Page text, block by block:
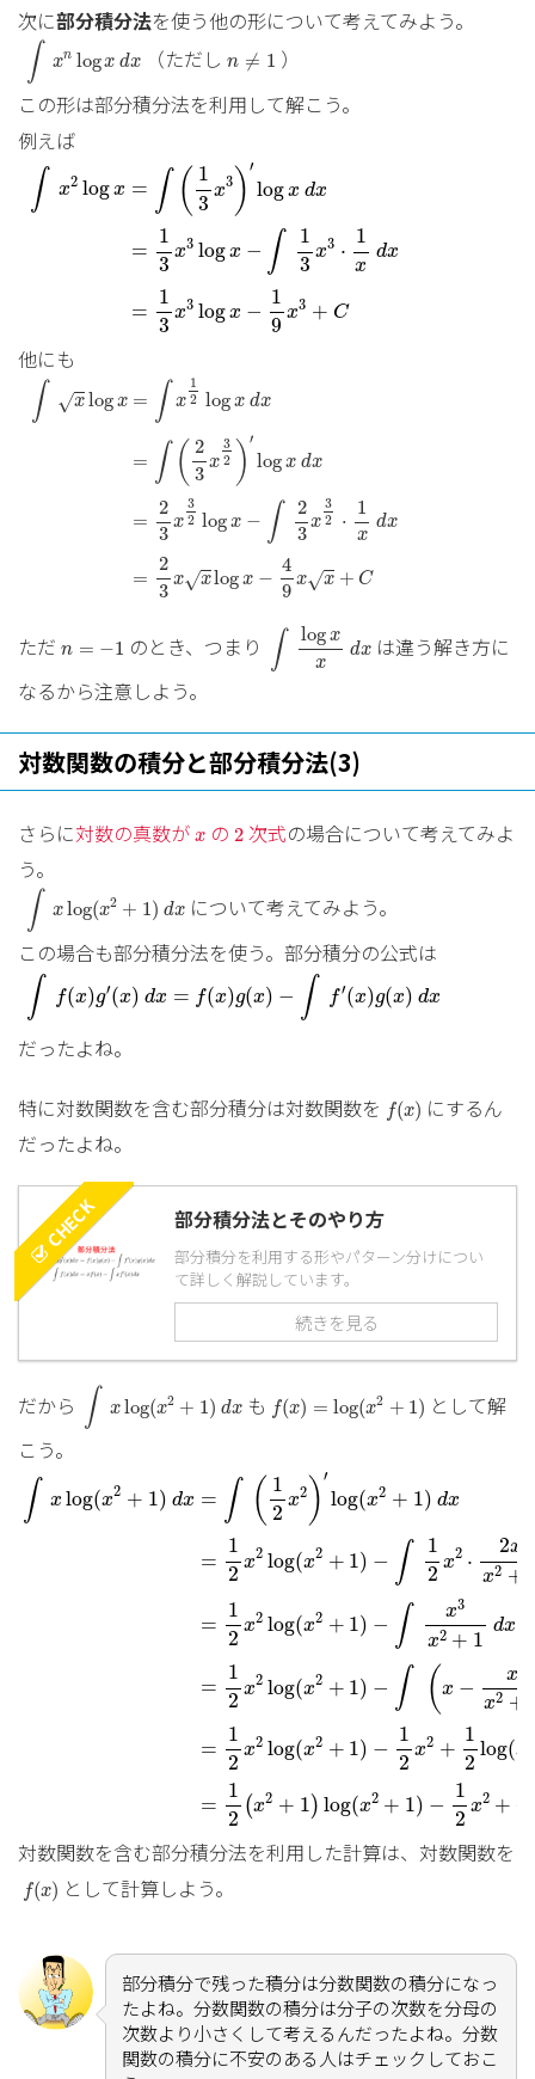
次に部分積分法を使う他の形について考えてみよう。
∫ xn logx dx
∫xnlogx dx
（ただし n ≠ 1
n ≠ 1 ）
この形は部分積分法を利用して解こう。
例えば
∫ x2 logx = ∫ ( 1
3
x3 ) ′
logx dx
=
1
3
x3 logx − ∫
1
3
x3 ⋅
1
x
dx
=
1
3
x3 logx −
1
9
x3 + C
∫ x2 ( 13 ) log
他にも
∫ √xlogx = ∫ x
1
2 logx dx
= ∫ ( 2
3
x
3
2 ) ′
log x dx
=
2
3
x
3
2 logx − ∫
2
3
x
3
2
⋅
1
x
dx
=
2
3
x√xlogx −
4
9
x√x + C
∫xlog 12 log
ただ n = −1
n =−1 のとき、つまり ∫ logx
x
dx
∫ logx
は違う解き方に
なるから注意しよう。
対数関数の積分と部分積分法(3)
さらに対数の真数が x
x の 2
2次式の場合について考えてみよ
う。
∫ xlog(x2 + 1) dx
∫
について考えてみよう。
この場合も部分積分法を使う。部分積分の公式は
∫ f(x)g′(x) dx = f(x)g(x) − ∫ f′(x)g(x) dx
∫ (x) g′ (x) dx=f ( x) g(x ) −∫ f′(x ( x) d
だったよね。
特に対数関数を含む部分積分は対数関数を f(x)
f(x) にするん
だったよね。
CHECK 部分積分法とそのやり方
部分積分を利用する形やパターン分けについ
て詳しく解説しています。
続きを見る
だから ∫ xlog(x2 + 1) dx
∫
も f(x) = log(x2 + 1)
f(x) log (x2 + 1) として解
こう。
∫ x log(x2 + 1) dx = ∫ ( 1
2
x2 ) ′
log(x2 + 1) dx
=
1
2
x2 log(x2 + 1) − ∫
1
2
x2 ⋅
2x
x2 +
=
1
2
x2 log(x2 + 1) − ∫ x3
x2 + 1
dx
=
1
2
x2 log(x2 + 1) − ∫ ( x −
x
x2 +
=
1
2
x2 log(x2 + 1) −
1
2
x2 +
1
2
log(x
=
1
2
(x2 + 1) log(x2 + 1) −
1
2
x2 +
∫ x ∫ 12 2) ′
対数関数を含む部分積分法を利用した計算は、対数関数を
f(x)
f(x) として計算しよう。
部分積分で残った積分は分数関数の積分になっ
たよね。分数関数の積分は分子の次数を分母の
次数より小さくして考えるんだったよね。分数
関数の積分に不安のある人はチェックしておこ